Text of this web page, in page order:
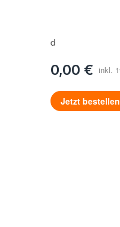
d
0,00 €
Jetzt bestellen